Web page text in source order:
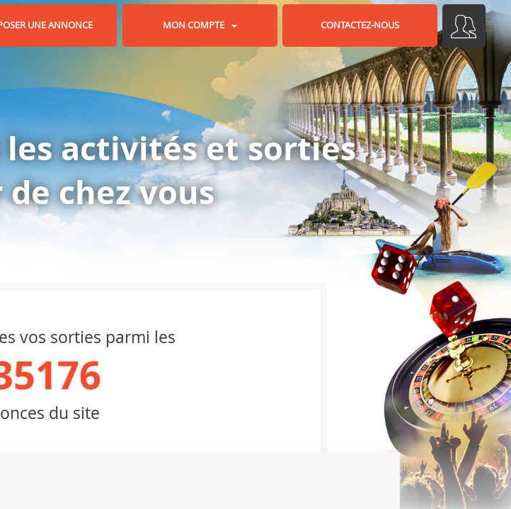
UNE ANNONCE MON COMPTE CONTACTEZ-NOUS
les activités et sorties
chez vous
vos sorties parmi les
du site